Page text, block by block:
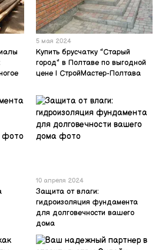
5 мая 2024
Купить брусчатку "Старый
город" в Полтаве по выгодной
цене | СтройМастер-Полтава
10 апреля 2024
Защита от влаги:
гидроизоляция фундамента
для долговечности вашего
дома